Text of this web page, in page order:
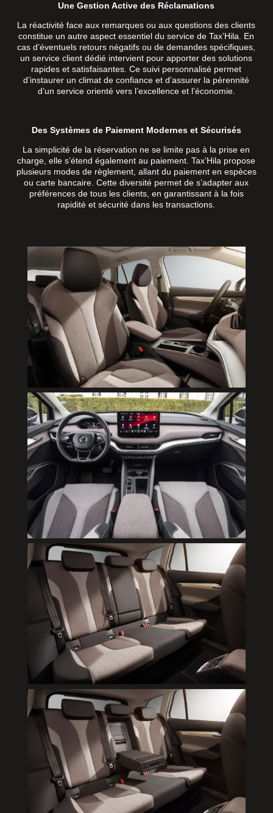
Une Gestion Active des Réclamations
La réactivité face aux remarques ou aux questions des clients
constitue un autre aspect essentiel du service de Tax’Hila. En
cas d’éventuels retours négatifs ou de demandes spécifiques,
un service client dédié intervient pour apporter des solutions
rapides et satisfaisantes. Ce suivi personnalisé permet
d’instaurer un climat de confiance et d’assurer la pérennité
d’un service orienté vers l’excellence et l’économie.
Des Systèmes de Paiement Modernes et Sécurisés
La simplicité de la réservation ne se limite pas à la prise en
charge, elle s’étend également au paiement. Tax’Hila propose
plusieurs modes de règlement, allant du paiement en espèces
ou carte bancaire. Cette diversité permet de s’adapter aux
préférences de tous les clients, en garantissant à la fois
rapidité et sécurité dans les transactions.